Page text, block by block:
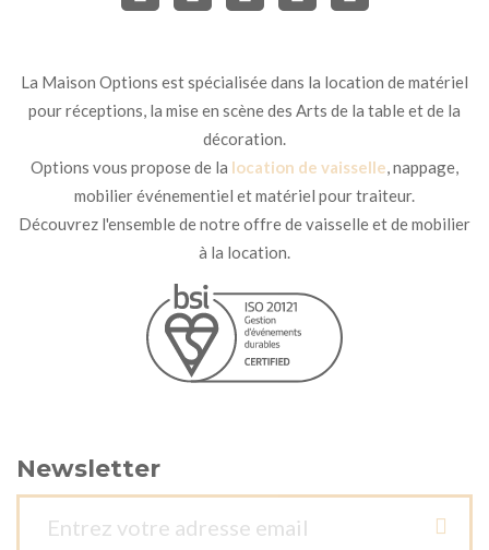
La Maison Options est spécialisée dans la location de matériel
pour réceptions, la mise en scène des Arts de la table et de la
décoration.
Options vous propose de la location de vaisselle, nappage,
mobilier événementiel et matériel pour traiteur.
Découvrez l'ensemble de notre offre de vaisselle et de mobilier
à la location.
Newsletter